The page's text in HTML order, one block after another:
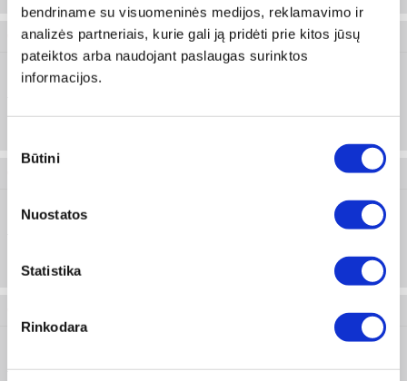
bendriname su visuomeninės medijos, reklamavimo ir
analizės partneriais, kurie gali ją pridėti prie kitos jūsų
pateiktos arba naudojant paslaugas surinktos
informacijos.
pasirinkimas
Būtini
Nuostatos
Statistika
Rinkodara
0715 113 20